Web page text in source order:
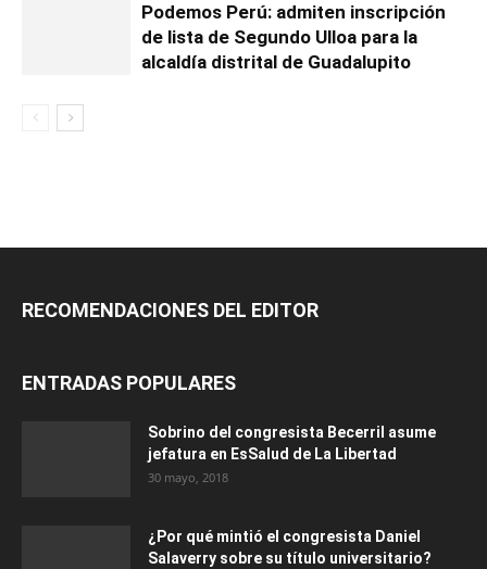
Podemos Perú: admiten inscripción
de lista de Segundo Ulloa para la
alcaldía distrital de Guadalupito
RECOMENDACIONES DEL EDITOR
ENTRADAS POPULARES
Sobrino del congresista Becerril asume
jefatura en EsSalud de La Libertad
30 mayo, 2018
¿Por qué mintió el congresista Daniel
Salaverry sobre su título universitario?